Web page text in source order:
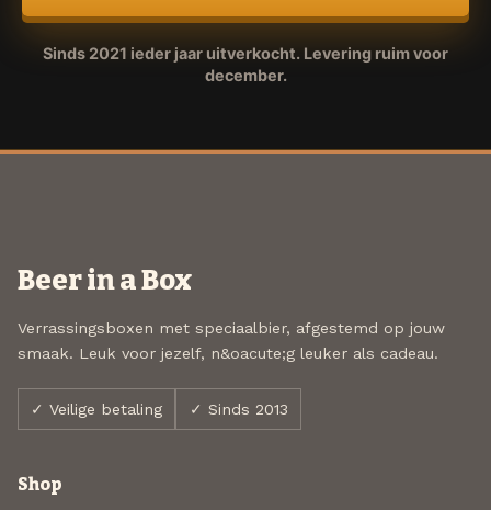
Sinds 2021 ieder jaar uitverkocht. Levering ruim voor
december.
Beer in a Box
Verrassingsboxen met speciaalbier, afgestemd op jouw
smaak. Leuk voor jezelf, n&oacute;g leuker als cadeau.
✓ Veilige betaling ✓ Sinds 2013
Shop